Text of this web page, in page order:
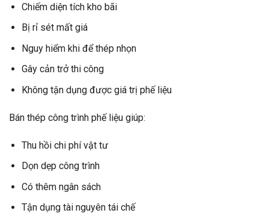
Chiếm diện tích kho bãi
Bị rỉ sét mất giá
Nguy hiểm khi để thép nhọn
Gây cản trở thi công
Không tận dụng được giá trị phế liệu
Bán thép công trình phế liệu giúp:
Thu hồi chi phí vật tư
Dọn dẹp công trình
Có thêm ngân sách
Tận dụng tài nguyên tái chế